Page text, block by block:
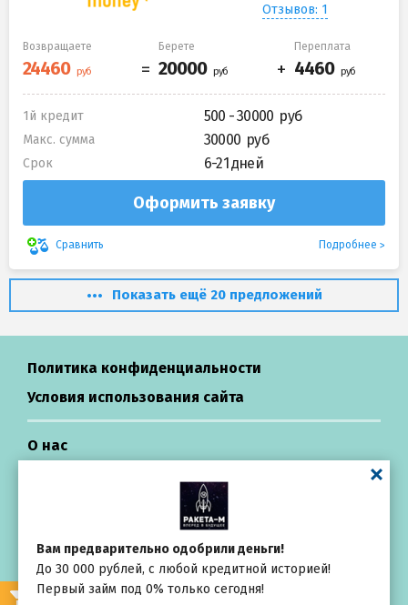
Отзывов: 1
Возвращаете Берете Переплата
1й кредит 500 - 30000
Макс. сумма 30000
Срок 6-21 дней
Оформить заявку
Сравнить Подробнее
Вам предварительно одобрили деньги!
До 30 000 рублей, с любой кредитной историей!
Первый займ под 0% только сегодня!
Показать ещё 20 предложений
Политика конфиденциальности
Условия использования сайта
О нас
Займы в России